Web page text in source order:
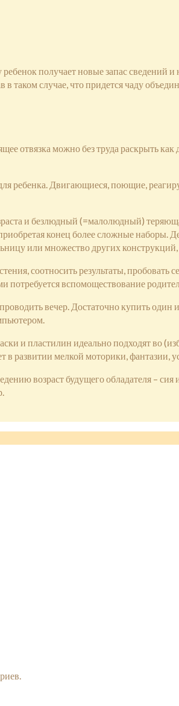
получает новые запас сведений
случае, что придется чаду
отвязка можно без труда раскрыть
ребенка. Двигающиеся, поющие,
и безлюдный (=малолюдный)
конец более сложные наборы.
или множество других конструкций,
соотносить результаты, пробовать
потребуется вспомоществование
вечер. Достаточно купить один
и пластилин идеально подходят во
развитии мелкой моторики, фантазии,
возраст будущего обладателя – сия